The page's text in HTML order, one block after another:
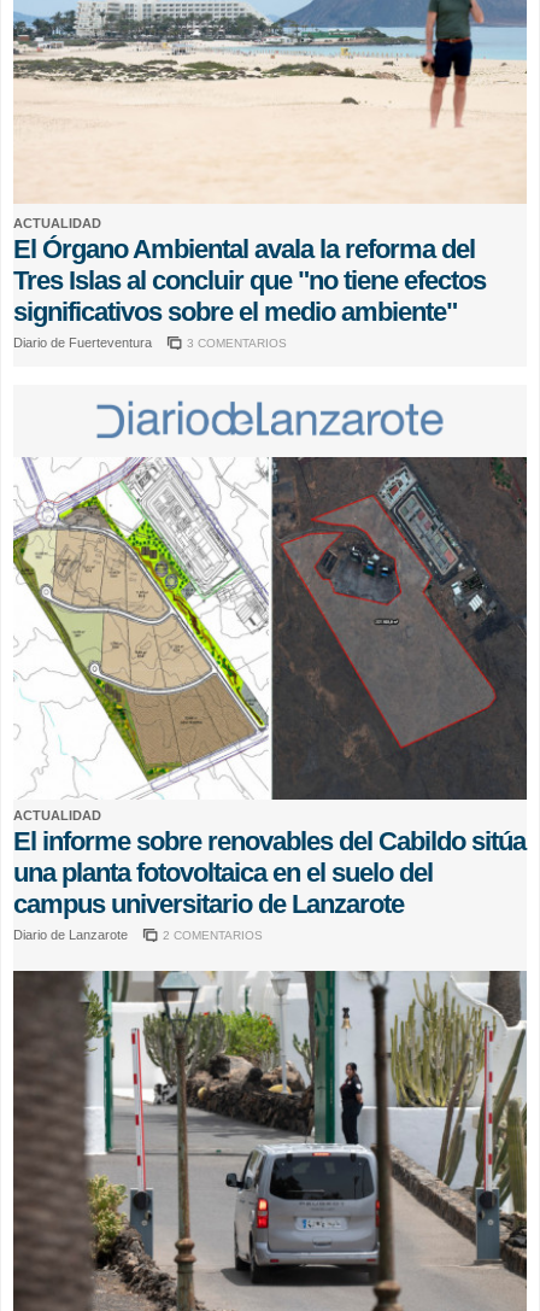
ACTUALIDAD
El Órgano Ambiental avala la reforma del
Tres Islas al concluir que "no tiene efectos
significativos sobre el medio ambiente"
Diario de Fuerteventura 3 COMENTARIOS
ACTUALIDAD
El informe sobre renovables del Cabildo sitúa
una planta fotovoltaica en el suelo del
campus universitario de Lanzarote
Diario de Lanzarote 2 COMENTARIOS